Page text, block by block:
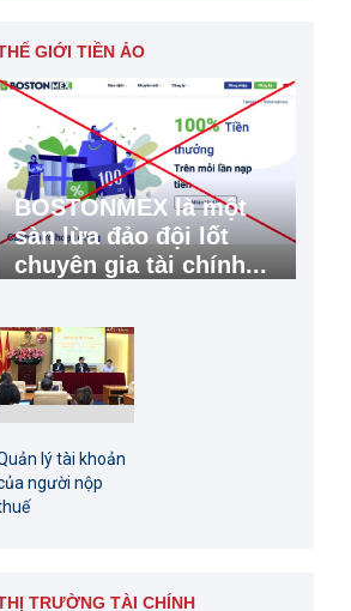
GIỚI TIỀN ẢO
BOSTONMEX là một
sàn lừa đảo đội lốt
chuyên gia tài chính...
lý tài khoản
người nộp
TRƯỜNG TÀI CHÍNH